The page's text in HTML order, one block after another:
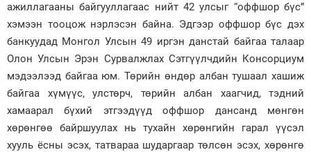
ажиллагааны байгууллагаас нийт 42 улсыг “оффшор бүс”
хэмээн тооцож нэрлэсэн байна. Эдгээр оффшор бүс дэх
банкуудад Монгол Улсын 49 иргэн данстай байгаа талаар
Олон Улсын Эрэн Сурвалжлах Сэтгүүлчдийн Консорциум
мэдээлээд байгаа юм. Төрийн өндөр албан тушаал хашиж
байгаа хүмүүс, улстөрч, төрийн албан хаагчид, тэдний
хамаарал бүхий этгээдүүд оффшор дансанд мөнгөн
хөрөнгөө байршуулах нь тухайн хөрөнгийн гарал үүсэл
хууль ёсны эсэх, татвараа шударгаар төлсөн эсэх, хөрөнгө